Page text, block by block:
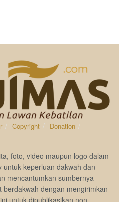
Copyright
Donation
foto, video maupun logo dalam
keperluan dakwah dan
mencantumkan sumbernya
dengan mengirimkan
untuk dipublikasikan non